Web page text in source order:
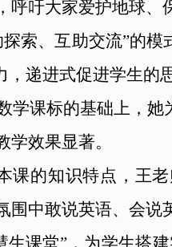
吁大家爱护地球、
索、互助交流”的
递进式促进学生的
课标的基础上，
效果显著。
课的知识特点，王
中敢说英语、会说
课堂”，为学生搭